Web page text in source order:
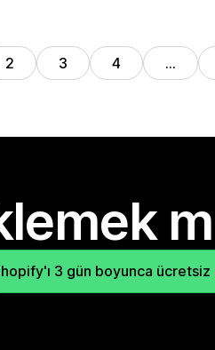
2 3 4 …
3 gün boyunca ücretsiz